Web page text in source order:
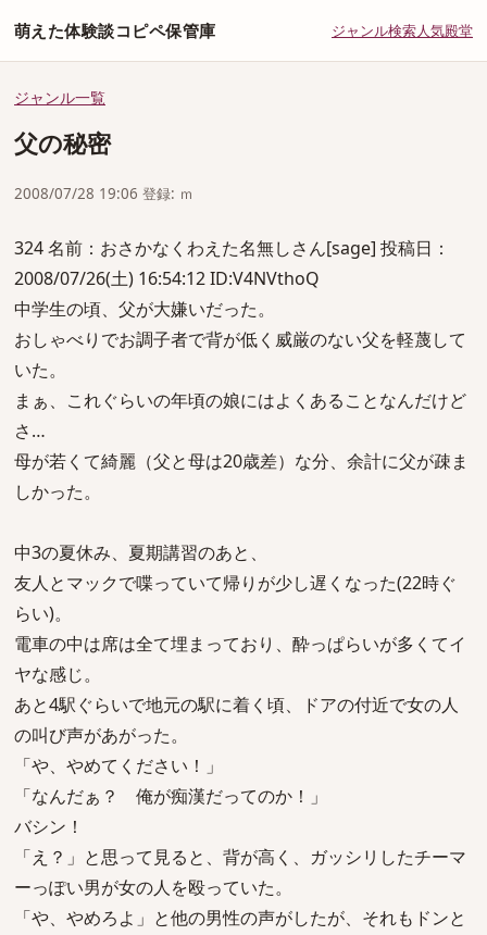
萌えた体験談コピペ保管庫 ジャンル検索人気殿堂
ジャンル一覧
父の秘密
2008/07/28 19:06 登録: ｍ
324 名前：おさかなくわえた名無しさん[sage] 投稿日：
2008/07/26(土) 16:54:12 ID:V4NVthoQ
中学生の頃、父が大嫌いだった。
おしゃべりでお調子者で背が低く威厳のない父を軽蔑して
いた。
まぁ、これぐらいの年頃の娘にはよくあることなんだけど
さ…
母が若くて綺麗（父と母は20歳差）な分、余計に父が疎ま
しかった。
中3の夏休み、夏期講習のあと、
友人とマックで喋っていて帰りが少し遅くなった(22時ぐ
らい)。
電車の中は席は全て埋まっており、酔っぱらいが多くてイ
ヤな感じ。
あと4駅ぐらいで地元の駅に着く頃、ドアの付近で女の人
の叫び声があがった。
「や、やめてください！」
「なんだぁ？ 俺が痴漢だってのか！」
バシン！
「え？」と思って見ると、背が高く、ガッシリしたチーマ
ーっぽい男が女の人を殴っていた。
「や、やめろよ」と他の男性の声がしたが、それもドンと